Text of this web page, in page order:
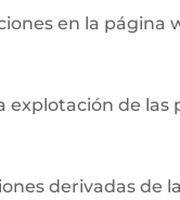
en la
explotación de
derivadas de